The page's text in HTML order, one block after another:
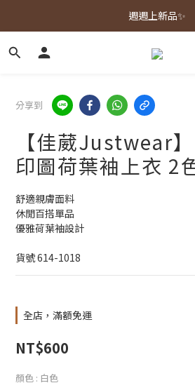
春夏新品上市🌿
週週上新品✨
春夏新品上市🌿
分享到
【佳葳Justwear
印圖荷葉袖上衣 2
舒適親膚面料
休閒百搭單品
優雅荷葉袖設計
貨號 614-1018
全店，滿額免運
NT$600
顏色 : 白色